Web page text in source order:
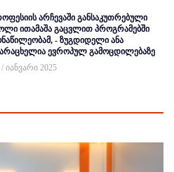
არჩევაში განსაკუთრებული
ითამაშა გაცვლით პროგრამებში
- ზუგდიდელი ანა
ევროპულ გამოცდილებაზე
/ იანვარი 2025